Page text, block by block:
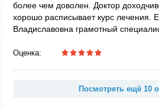
более чем доволен. Доктор
хорошо расписывает курс лечения.
Владиславовна грамотный
Оценка:
Посмотреть ещё 10